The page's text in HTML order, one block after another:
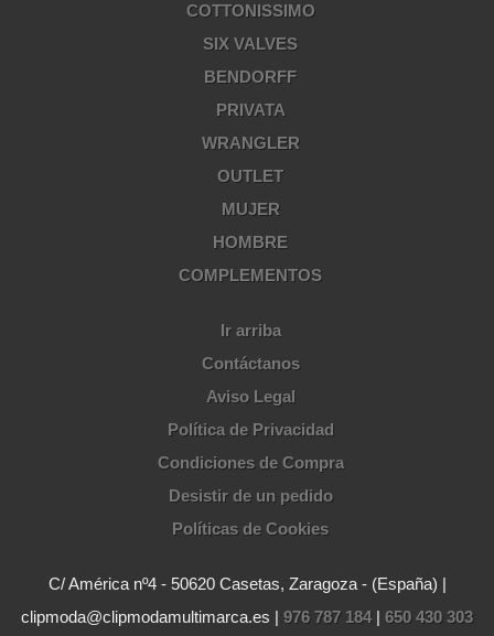
COTTONISSIMO
SIX VALVES
BENDORFF
PRIVATA
WRANGLER
OUTLET
MUJER
HOMBRE
COMPLEMENTOS
Ir arriba
Contáctanos
Aviso Legal
Política de Privacidad
Condiciones de Compra
Desistir de un pedido
Políticas de Cookies
C/ América nº4 - 50620 Casetas, Zaragoza - (España) |
clipmoda@clipmodamultimarca.es | 976 787 184| 650 430 303